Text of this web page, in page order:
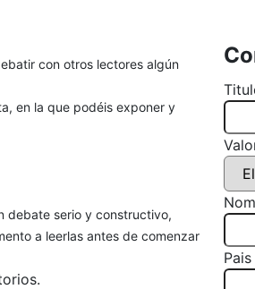
con otros lectores algún
en la que podéis exponer y
debate serio y constructivo,
a leerlas antes de comenzar